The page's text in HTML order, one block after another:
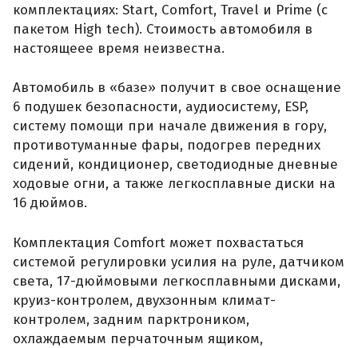
комплектациях: Start, Comfort, Travel и Prime (с
пакетом High tech). Стоимость автомобиля в
настоящеее время неизвестна.
Автомобиль в «базе» получит в свое оснащение
6 подушек безопасности, аудиосистему, ESP,
систему помощи при начале движения в гору,
противотуманные фары, подогрев передних
сидений, кондиционер, светодиодные дневные
ходовые огни, а также легкосплавные диски на
16 дюймов.
Комплектация Comfort может похвастаться
системой регулировки усилия на руле, датчиком
света, 17-дюймовыми легкосплавными дисками,
круиз-контролем, двухзонным климат-
контролем, задним парктроником,
охлаждаемым перчаточным ящиком,